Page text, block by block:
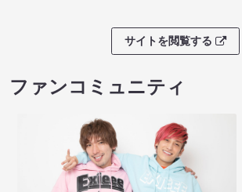
サイトを閲覧する
ファンコミュニティ